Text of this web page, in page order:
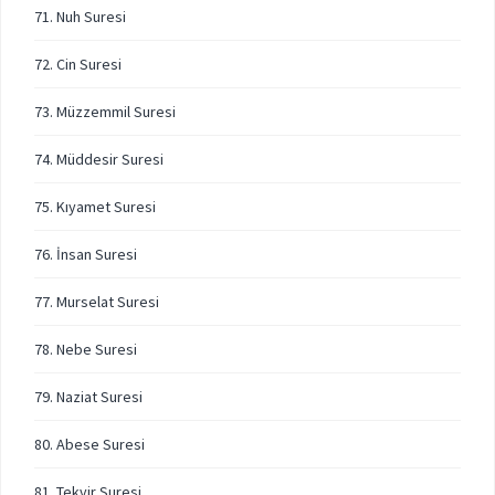
71. Nuh Suresi
72. Cin Suresi
73. Müzzemmil Suresi
74. Müddesir Suresi
75. Kıyamet Suresi
76. İnsan Suresi
77. Murselat Suresi
78. Nebe Suresi
79. Naziat Suresi
80. Abese Suresi